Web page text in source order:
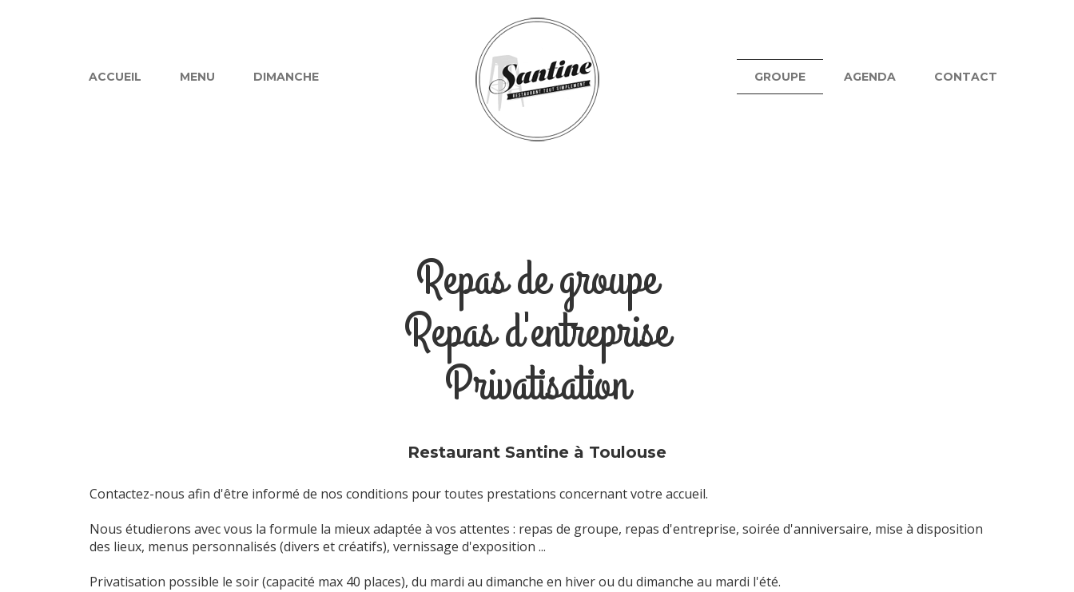
ACCUEIL MENU DIMANCHE GROUPE AGENDA CONTACT
Repas de groupe
Repas d'entreprise
Privatisation
Restaurant Santine à Toulouse
Contactez-nous afin d'être informé de nos conditions pour toutes prestations concernant votre accueil.
Nous étudierons avec vous la formule la mieux adaptée à vos attentes : repas de groupe, repas d'entreprise, soirée d'anniversaire, mise à disposition
des lieux, menus personnalisés (divers et créatifs), vernissage d'exposition ...
Privatisation possible le soir (capacité max 40 places), du mardi au dimanche en hiver ou du dimanche au mardi l'été.